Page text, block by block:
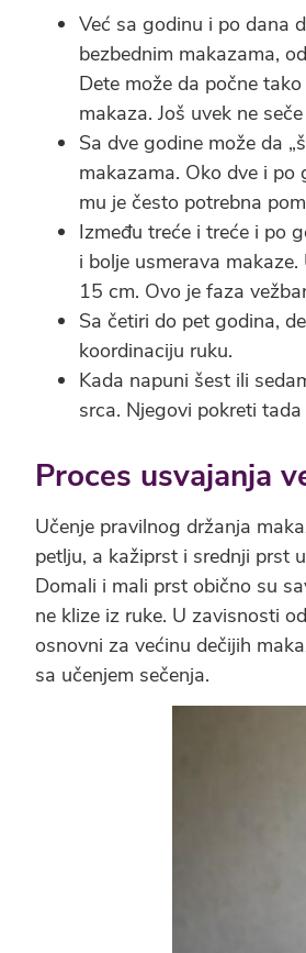
Već sa godinu i po dana
bezbednim makazama,
Dete može da počne
makaza. Još uvek ne
Sa dve godine može da
makazama. Oko dve i po
mu je često potrebna
Između treće i treće i po
i bolje usmerava
15 cm. Ovo je faza
Sa četiri do pet godina,
koordinaciju ruku.
Kada napuni šest ili
srca. Njegovi pokreti
Proces usvajanja
Učenje pravilnog držanja
petlju, a kažiprst i srednji prst
Domali i mali prst obično su
ne klize iz ruke. U zavisnosti
osnovni za većinu dečijih
sa učenjem sečenja.